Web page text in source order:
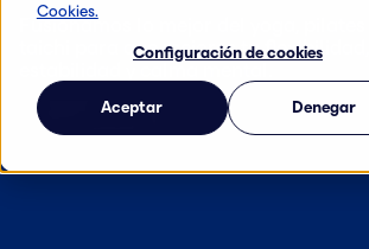
Cookies.
Configuración de cookies
Aceptar Denegar
Fusionamos lo mejor del yoga, pilates y
taichi para que mejores tu flexibilidad,